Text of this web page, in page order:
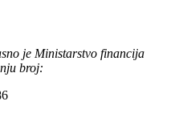
je Ministarstvo financija
broj: